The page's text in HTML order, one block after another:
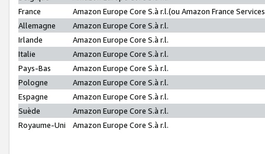
France
Amazon Europe Core S.à r.l.(ou Amazon France
Allemagne
Amazon Europe Core S.à r.l.
Irlande
Amazon Europe Core S.à r.l.
Italie
Amazon Europe Core S.à r.l.
Pays-Bas
Amazon Europe Core S.à r.l.
Pologne
Amazon Europe Core S.à r.l.
Espagne
Amazon Europe Core S.à r.l.
Suède
Amazon Europe Core S.à r.l.
Royaume-Uni
Amazon Europe Core S.à r.l.